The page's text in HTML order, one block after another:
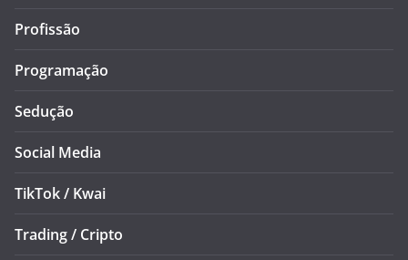
Profissão
Programação
Sedução
Social Media
TikTok / Kwai
Trading / Cripto